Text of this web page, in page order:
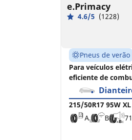
e.Primacy
4.6/5 (1228)
Pneus de verão
Para veículos
eficiente de
215/50R17 95W XL
A
B